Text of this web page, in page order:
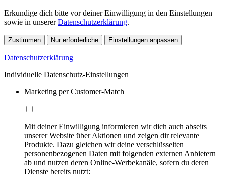
Erkundige dich bitte vor deiner Einwilligung in den Einstellungen
sowie in unsererDatenschutzerklärung.
Zustimmen Nur erforderliche Einstellungen anpassen
Datenschutzerklärung
Individuelle Datenschutz-Einstellungen
Marketing per Customer-Match
Mit deiner Einwilligung informieren wir dich auch abseits
unserer Website über Aktionen und zeigen dir relevante
Produkte. Dazu gleichen wir deine verschlüsselten
personenbezogenen Daten mit folgenden externen Anbietern
ab und nutzen deren Online-Werbekanäle, sofern du deren
Dienste bereits nutzt: